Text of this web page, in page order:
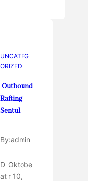
UNCATEG
ORIZED
Outbound
Rafting
Sentul
By:admin
D
at
Oktobe
r 10,